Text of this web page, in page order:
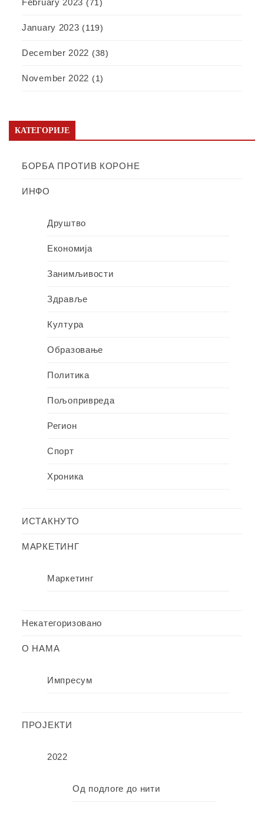
February 2023 (71)
January 2023 (119)
December 2022 (38)
November 2022 (1)
КАТЕГОРИЈЕ
БОРБА ПРОТИВ КОРОНЕ
ИНФО
Друштво
Економија
Занимљивости
Здравље
Култура
Образовање
Политика
Пољопривреда
Регион
Спорт
Хроника
ИСТАКНУТО
МАРКЕТИНГ
Маркетинг
Некатегоризовано
О НАМА
Импресум
ПРОЈЕКТИ
2022
Од подлоге до нити